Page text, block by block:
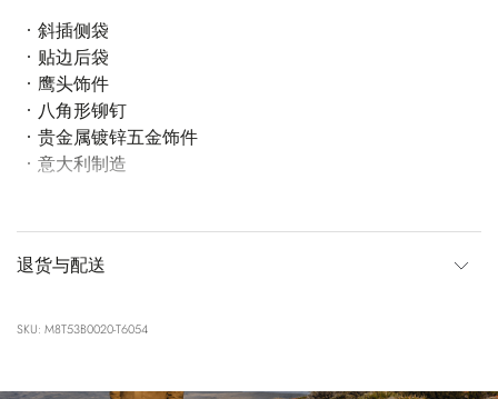
斜插侧袋
贴边后袋
鹰头饰件
八角形铆钉
贵金属镀锌五金饰件
意大利制造
退货与配送
SKU: M8T53B0020-T6054